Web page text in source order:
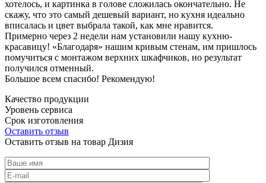
хотелось, и картинка в голове сложилась окончательно. Не
скажу, что это самый дешевый вариант, но кухня идеально
вписалась и цвет выбрала такой, как мне нравится.
Примерно через 2 недели нам установили нашу кухню-
красавицу! «Благодаря» нашим кривым стенам, им пришлось
помучиться с монтажом верхних шкафчиков, но результат
получился отменный.
Большое всем спасибо! Рекомендую!
Качество продукции
Уровень сервиса
Срок изготовления
Оставить отзыв
Оставить отзыв на товар Дизия